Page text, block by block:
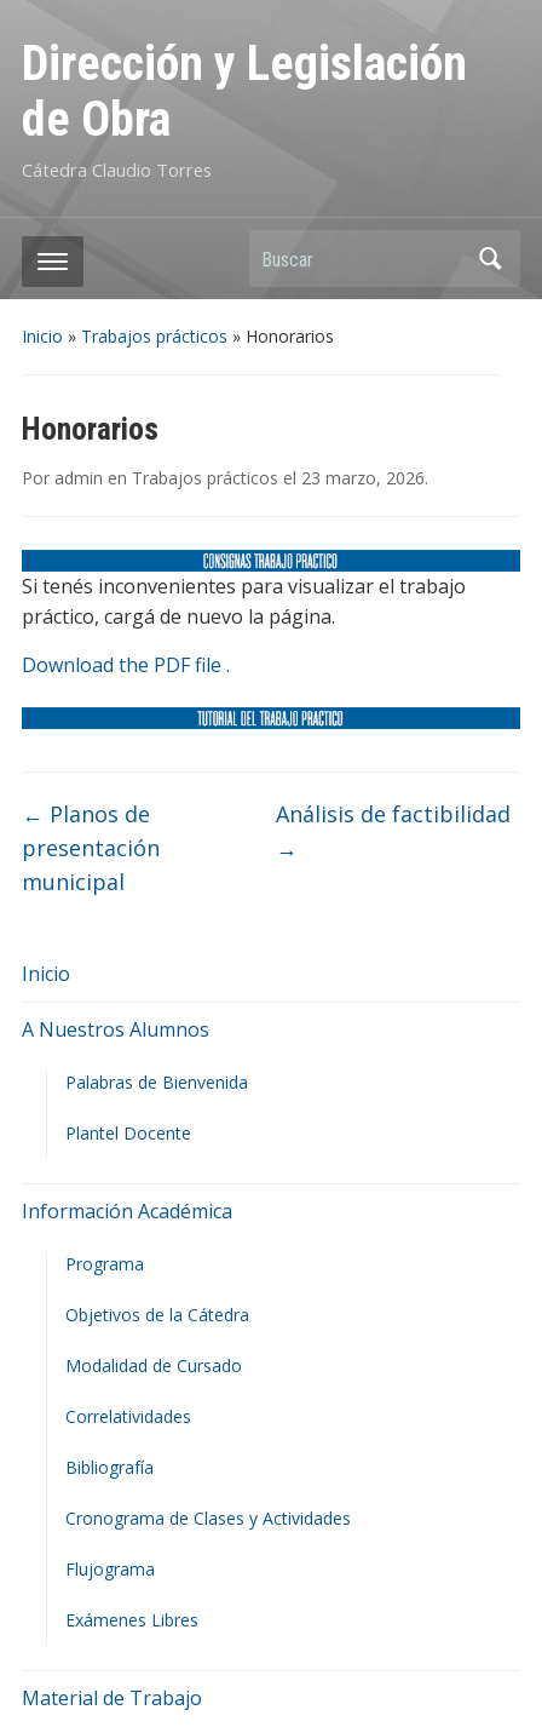
Dirección y Legislación
de Obra
Cátedra Claudio Torres
Buscar
Inicio » Trabajos prácticos » Honorarios
Inicio
A Nuestros Alumnos
Palabras de Bienvenida
Plantel Docente
Información Académica
Programa
Objetivos de la Cátedra
Modalidad de Cursado
Correlatividades
Bibliografía
Cronograma de Clases y Actividades
Flujograma
Exámenes Libres
Material de Trabajo
Honorarios
Por admin en Trabajos prácticos el 23 marzo, 2026.
Si tenés inconvenientes para visualizar el trabajo
práctico, cargá de nuevo la página.
Download the PDF file .
← Planos de
presentación
municipal
Análisis de factibilidad
→